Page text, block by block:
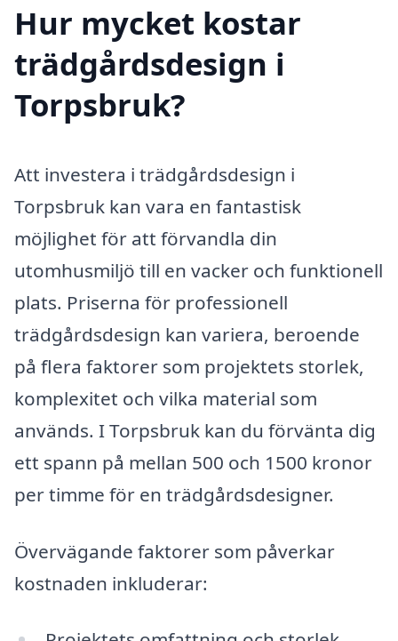
Hur mycket kostar
trädgårdsdesign i
Torpsbruk?
Att investera i trädgårdsdesign i
Torpsbruk kan vara en fantastisk
möjlighet för att förvandla din
utomhusmiljö till en vacker och funktionell
plats. Priserna för professionell
trädgårdsdesign kan variera, beroende
på flera faktorer som projektets storlek,
komplexitet och vilka material som
används. I Torpsbruk kan du förvänta dig
ett spann på mellan 500 och 1500 kronor
per timme för en trädgårdsdesigner.
Övervägande faktorer som påverkar
kostnaden inkluderar: